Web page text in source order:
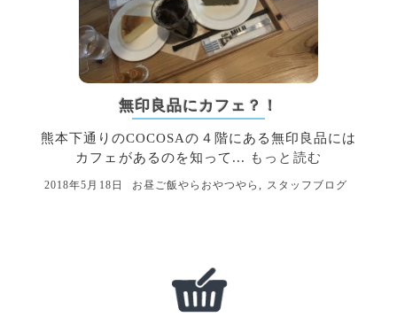
無印良品にカフェ？！
熊本下通りのCOCOSAの４階にある無印良品には
カフェがあるのを知って...
もっと読む
2018年5月18日 お昼ご飯やらおやつやら, スタッフブログ